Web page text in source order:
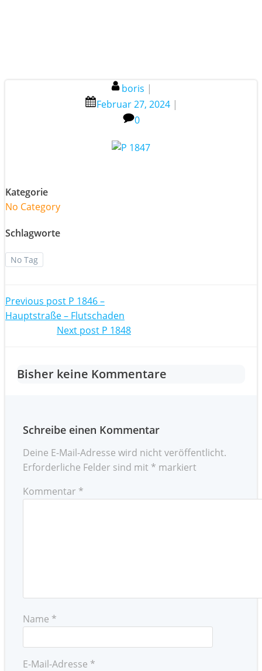
boris |
Februar 27, 2024 |
0
Kategorie
No Category
Schlagworte
No Tag
Post
navigation
Previous post P 1846 –
Hauptstraße – Flutschaden
navigation
Next post P 1848
Bisher keine Kommentare
Schreibe einen Kommentar
Deine E-Mail-Adresse wird nicht veröffentlicht.
Erforderliche Felder sind mit * markiert
Kommentar *
Name *
E-Mail-Adresse *